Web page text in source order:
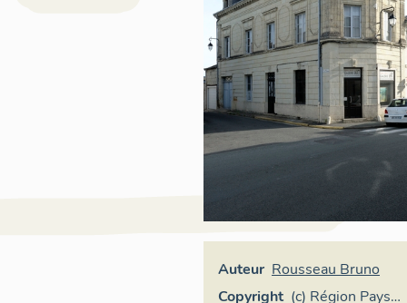
Auteur Rousseau Bruno
Copyright (c) Région Pays